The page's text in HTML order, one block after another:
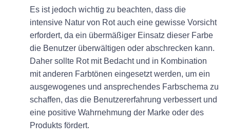
Es ist jedoch wichtig zu beachten, dass die
intensive Natur von Rot auch eine gewisse Vorsicht
erfordert, da ein übermäßiger Einsatz dieser Farbe
die Benutzer überwältigen oder abschrecken kann.
Daher sollte Rot mit Bedacht und in Kombination
mit anderen Farbtönen eingesetzt werden, um ein
ausgewogenes und ansprechendes Farbschema zu
schaffen, das die Benutzererfahrung verbessert und
eine positive Wahrnehmung der Marke oder des
Produkts fördert.